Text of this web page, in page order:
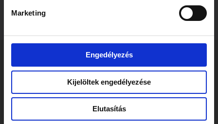
Marketing
Engedélyezés
Kijelöltek engedélyezése
Elutasítás
SZABÓ EMIL
emil.szabo@szecskay.com